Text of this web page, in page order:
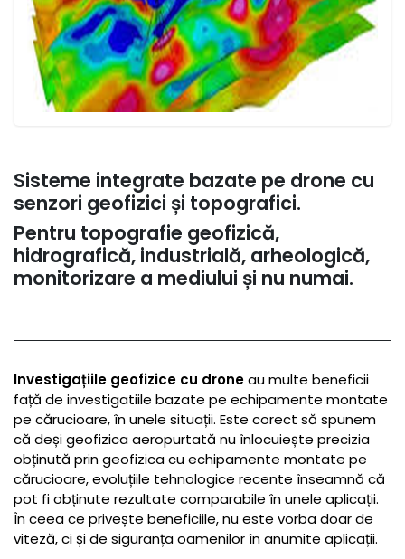
Sisteme integrate bazate pe drone cu
senzori geofizici și topografici.
Pentru topografie geofizică,
hidrografică, industrială, arheologică,
monitorizare a mediului și nu numai.
Investigațiile geofizice cu droneau multe beneficii
față de investigatiile bazate pe echipamente montate
pe cărucioare, în unele situații. Este corect să spunem
că deși geofizica aeropurtată nu înlocuiește precizia
obținută prin geofizica cu echipamente montate pe
cărucioare, evoluțiile tehnologice recente înseamnă că
pot fi obținute rezultate comparabile în unele aplicații.
În ceea ce privește beneficiile, nu este vorba doar de
viteză, ci și de siguranța oamenilor în anumite aplicații.